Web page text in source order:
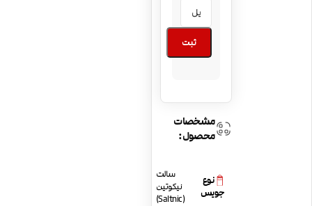
ثبت
مشخصات
محصول:
نوع
جویس
سالت
نیکوتین
(Saltnic)